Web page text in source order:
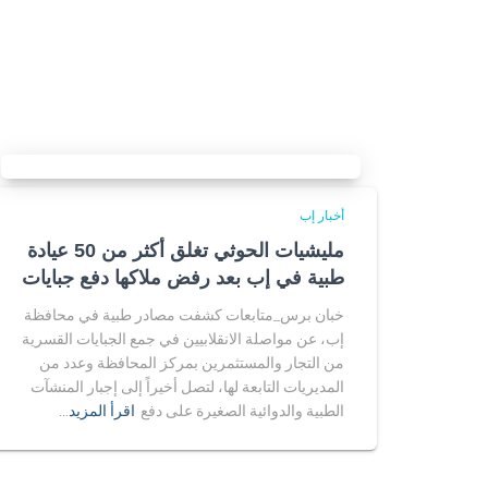
أخبار إب
مليشيات الحوثي تغلق أكثر من 50 عيادة
طبية في إب بعد رفض ملاكها دفع جبايات
خبان برس_متابعات كشفت مصادر طبية في محافظة
إب، عن مواصلة الانقلابيين في جمع الجبايات القسرية
من التجار والمستثمرين بمركز المحافظة وعدد من
المديريات التابعة لها، لتصل أخيراً إلى إجبار المنشآت
الطبية والدوائية الصغيرة على دفع اقرأ المزيد…